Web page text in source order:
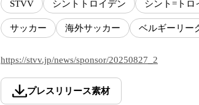
STVV シントトロイデン シント=トロ
サッカー 海外サッカー ベルギーリー
https://stvv.jp/news/sponsor/20250827_2
プレスリリース素材